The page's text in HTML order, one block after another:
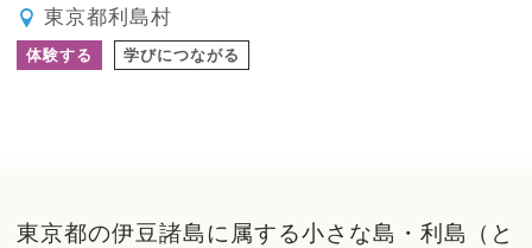
東京都利島村
体験する 学びにつながる
東京都の伊豆諸島に属する小さな島・利島（と